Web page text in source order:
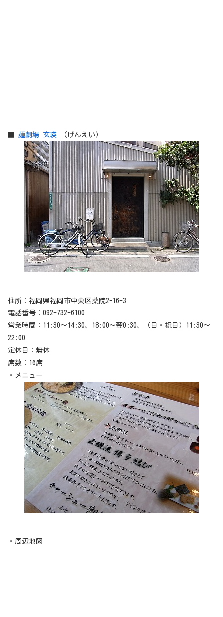
麺劇場 玄瑛 （げんえい）
住所：福岡県福岡市中央区薬院2-16-3
電話番号：092-732-6100
営業時間：11:30～14:30、18:00～翌0:30、（日・祝日）11:30～
22:00
定休日：無休
席数：16席
・メニュー
・周辺地図